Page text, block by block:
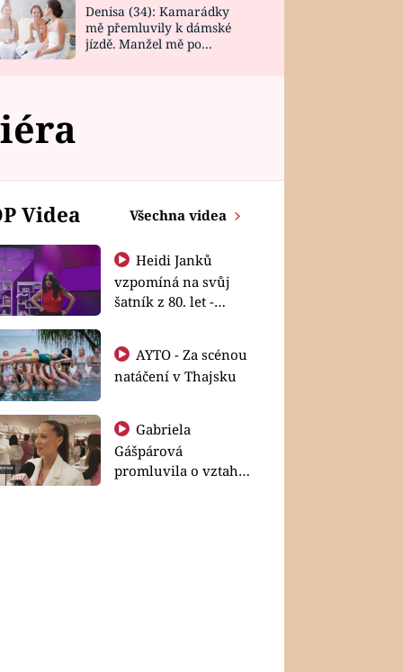
Denisa (34): Kamarádky
mě přemluvily k dámské
jízdě. Manžel mě po
Videa Všechna videa
Heidi Janků
vzpomíná na svůj
šatník z 80. let -
natáčení v Thajsku
Gabriela
Gášpárová
promluvila o vztahu